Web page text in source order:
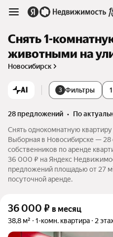
Снять 1-
животными на
Новосибирск
AI 3 Фильтры
28 предложений •
по
Снять однокомнатную
Выборная в Новосибирске — 28
собственников по аренде
36 000 ₽ на Яндекс
предложений площадью от 27
посуточной аренде.
36 000 ₽ в месяц
38,8 м² 1-комн. квартира 2